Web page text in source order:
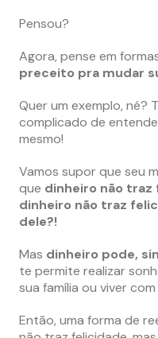
Pensou?
Agora, pense em
preceito pra mudar
Quer um exemplo, né?
complicado de
mesmo!
Vamos supor que seu
que dinheiro não traz
dinheiro não traz
dele?!
Mas dinheiro pode,
te permite realizar
sua família ou viver
Então, uma forma de